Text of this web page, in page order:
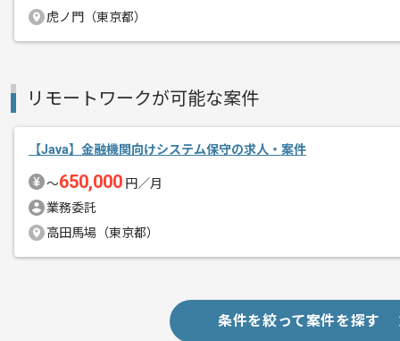
虎ノ門（東京都）
リモートワークが可能な案件
【Java】金融機関向けシステム保守の求人・案件
〜650,000 円／月
業務委託
高田馬場（東京都）
条件を絞って案件を探す